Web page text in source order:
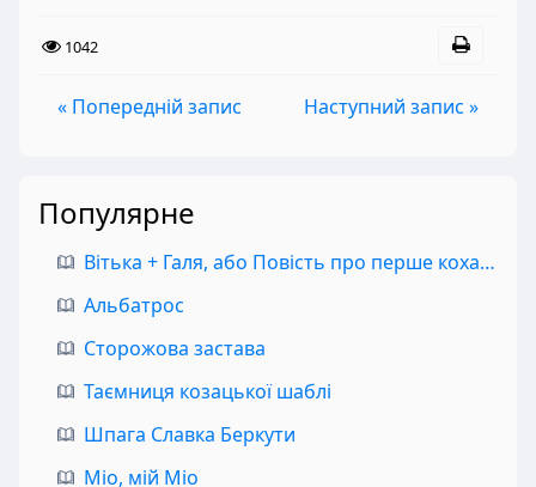
1042
« Попередній запис Наступний запис »
Популярне
Вітька + Галя, або Повість про перше кохання
Альбатрос
Сторожова застава
Таємниця козацької шаблі
Шпага Славка Беркути
Міо, мій Міо